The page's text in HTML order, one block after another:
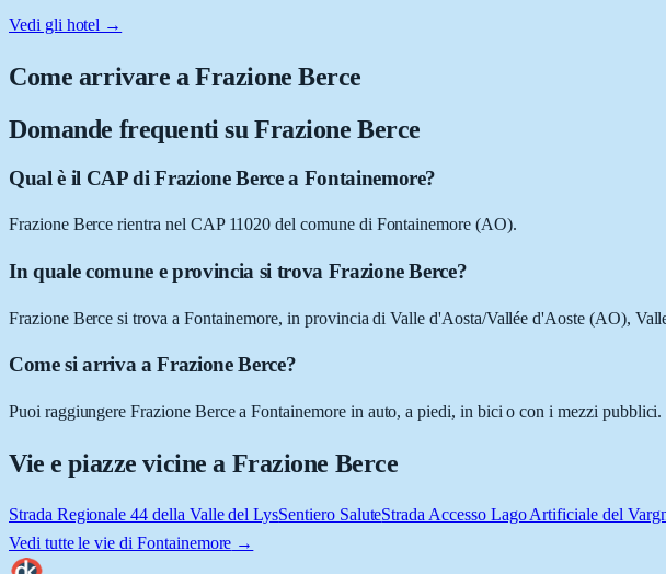
Vedi gli hotel →
Come arrivare aFrazione Berce
Domande frequenti su Frazione Berce
Qual è il CAP di Frazione Berce a Fontainemore?
Frazione Berce rientra nel CAP 11020 del comune di Fontainemore (AO).
In quale comune e provincia si trova Frazione Berce?
Frazione Berce si trova a Fontainemore, in provincia di Valle d'Aosta/Vallée d'Aoste (AO),
Come si arriva a Frazione Berce?
Puoi raggiungere Frazione Berce a Fontainemore in auto, a piedi, in bici o con i mezzi
Vie e piazze vicine a Frazione Berce
Strada Regionale 44 della Valle del LysSentiero SaluteStrada Accesso Lago Artificiale del
Vedi tutte le vie di Fontainemore →